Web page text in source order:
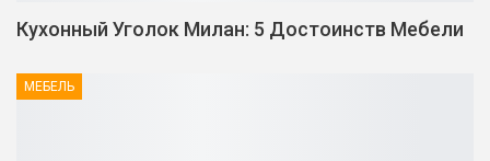
Кухонный Уголок Милан: 5 Достоинств Мебели
МЕБЕЛЬ